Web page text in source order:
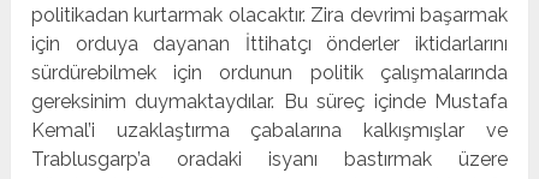
politikadan kurtarmak olacaktır. Zira devrimi başarmak
için orduya dayanan İttihatçı önderler iktidarlarını
sürdürebilmek için ordunun politik çalışmalarında
gereksinim duymaktaydılar. Bu süreç içinde Mustafa
Kemal’i uzaklaştırma çabalarına kalkışmışlar ve
Trablusgarp’a oradaki isyanı bastırmak üzere